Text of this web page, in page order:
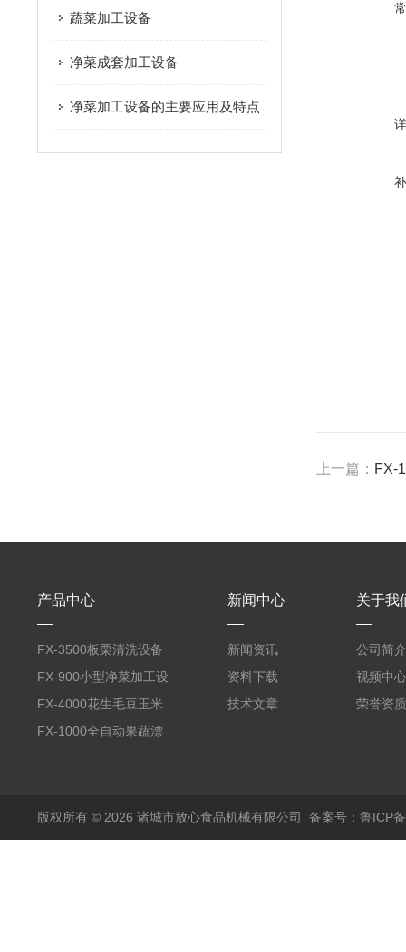
蔬菜加工设备
净菜成套加工设备
净菜加工设备的主要应用及特点
上一篇： FX-
产品中心
FX-3500板栗清洗设备
全自动气泡清洗机
FX-900小型净菜加工设
备野菜清洗机
FX-4000花生毛豆玉米
蒸煮漂烫机
FX-1000全自动果蔬漂
新闻中心
新闻资讯
资料下载
技术文章
关于我
公司简介
视频中心
荣誉资质
版权所有 © 2026 诸城市放心食品机械有限公司 备案号：鲁ICP